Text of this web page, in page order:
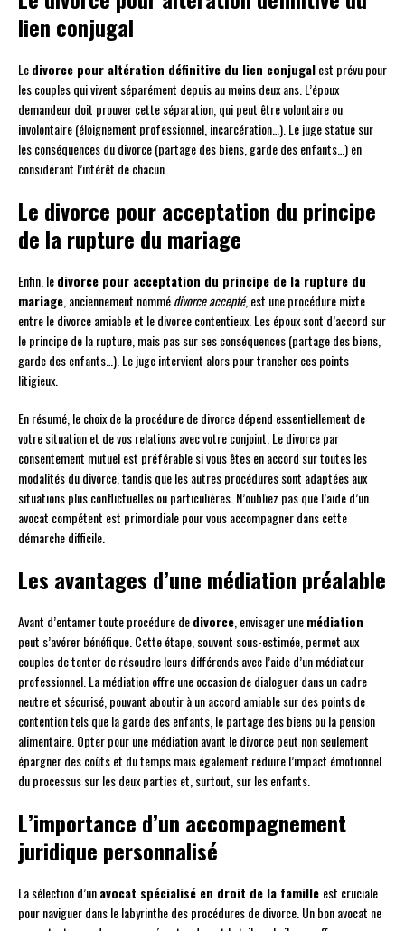
lien conjugal
Ledivorce pour altération définitive du lien conjugalest prévu pour
les couples qui vivent séparément depuis au moins deux ans. L’époux
demandeur doit prouver cette séparation, qui peut être volontaire ou
involontaire (éloignement professionnel, incarcération…). Le juge statue sur
les conséquences du divorce (partage des biens, garde des enfants…) en
considérant l’intérêt de chacun.
Le divorce pour acceptation du principe
de la rupture du mariage
Enfin, ledivorce pour acceptation du principe de la rupture du
mariage , anciennement nommédivorce accepté, est une procédure mixte
entre le divorce amiable et le divorce contentieux. Les époux sont d’accord sur
le principe de la rupture, mais pas sur ses conséquences (partage des biens,
garde des enfants…). Le juge intervient alors pour trancher ces points
litigieux.
En résumé, le choix de la procédure de divorce dépend essentiellement de
votre situation et de vos relations avec votre conjoint. Le divorce par
consentement mutuel est préférable si vous êtes en accord sur toutes les
modalités du divorce, tandis que les autres procédures sont adaptées aux
situations plus conflictuelles ou particulières. N’oubliez pas que l’aide d’un
avocat compétent est primordiale pour vous accompagner dans cette
démarche difficile.
Les avantages d’une médiation préalable
Avant d’entamer toute procédure dedivorce , envisager unemédiation
peut s’avérer bénéfique. Cette étape, souvent sous-estimée, permet aux
couples de tenter de résoudre leurs différends avec l’aide d’un médiateur
professionnel. La médiation offre une occasion de dialoguer dans un cadre
neutre et sécurisé, pouvant aboutir à un accord amiable sur des points de
contention tels que la garde des enfants, le partage des biens ou la pension
alimentaire. Opter pour une médiation avant le divorce peut non seulement
épargner des coûts et du temps mais également réduire l’impact émotionnel
du processus sur les deux parties et, surtout, sur les enfants.
L’importance d’un accompagnement
juridique personnalisé
La sélection d’unavocat spécialisé en droit de la famille est cruciale
pour naviguer dans le labyrinthe des procédures de divorce. Un bon avocat ne